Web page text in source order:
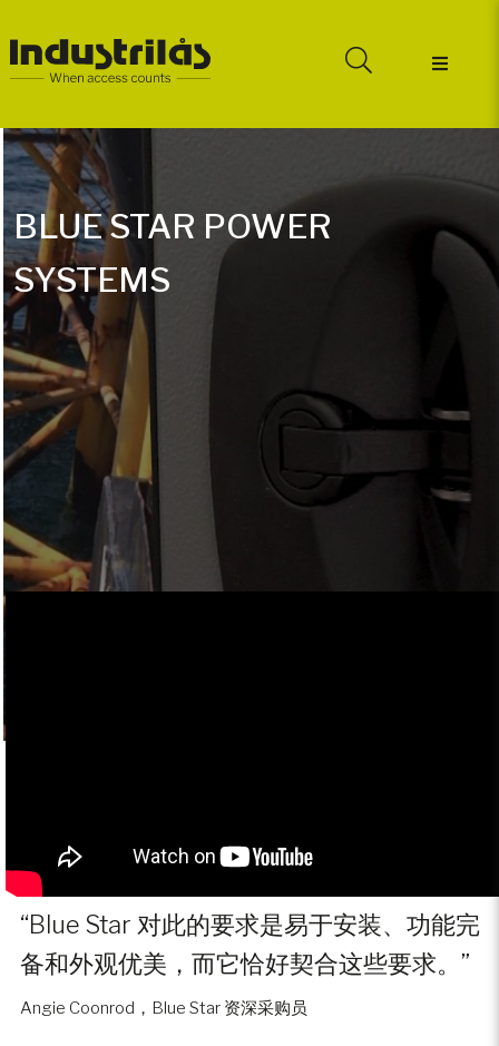
BLUE STAR POWER
SYSTEMS
“Blue Star 对此的要求是易于安装、功能完
备和外观优美，而它恰好契合这些要求。”
Angie Coonrod，Blue Star 资深采购员